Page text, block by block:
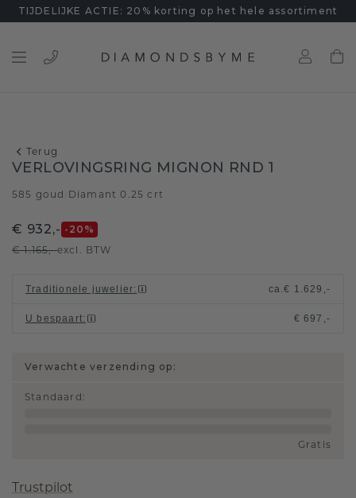
TIJDELIJKE ACTIE: 20% korting op het hele assortiment
Terug
VERLOVINGSRING MIGNON RND 1
585 goud Diamant 0.25 crt
€ 932,- -20 %
€ 1.165,-excl. BTW
Traditionele juwelier: ca.€ 1.629,-
U bespaart: € 697,-
Verwachte verzending op:
Standaard :
Gratis
Trustpilot